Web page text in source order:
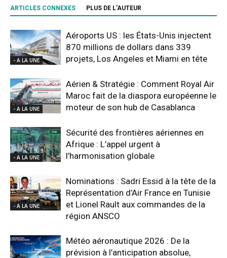
ARTICLES CONNEXES PLUS DE L'AUTEUR
- A LA UNE
Aéroports US : les États-Unis injectent
870 millions de dollars dans 339
projets, Los Angeles et Miami en tête
- A LA UNE
Aérien & Stratégie : Comment Royal Air
Maroc fait de la diaspora européenne le
moteur de son hub de Casablanca
- A LA UNE
Sécurité des frontières aériennes en
Afrique : L’appel urgent à
l’harmonisation globale
- A LA UNE
Nominations : Sadri Essid à la tête de la
Représentation d’Air France en Tunisie
et Lionel Rault aux commandes de la
région ANSCO
Météo aéronautique 2026 : De la
prévision à l’anticipation absolue,